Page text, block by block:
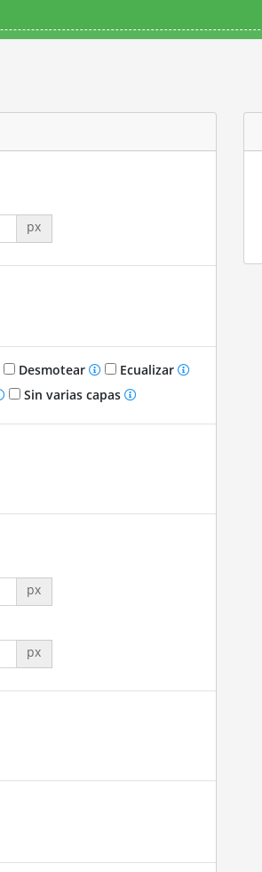
px
Desmotear
Ecualizar
Sin varias capas
px
px